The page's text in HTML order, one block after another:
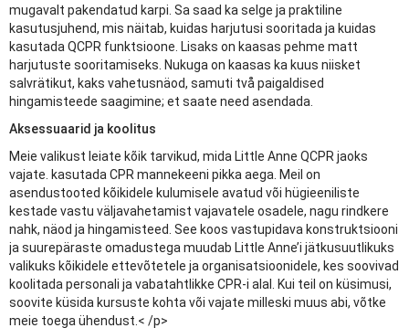
mugavalt pakendatud karpi. Sa saad ka selge ja praktiline
kasutusjuhend, mis näitab, kuidas harjutusi sooritada ja kuidas
kasutada QCPR funktsioone. Lisaks on kaasas pehme matt
harjutuste sooritamiseks. Nukuga on kaasas ka kuus niisket
salvrätikut, kaks vahetusnäod, samuti två paigaldised
hingamisteede saagimine; et saate need asendada.
Aksessuaarid ja koolitus
Meie valikust leiate kõik tarvikud, mida Little Anne QCPR jaoks
vajate. kasutada CPR mannekeeni pikka aega. Meil on
asendustooted kõikidele kulumisele avatud või hügieeniliste
kestade vastu väljavahetamist vajavatele osadele, nagu rindkere
nahk, näod ja hingamisteed. See koos vastupidava konstruktsiooni
ja suurepäraste omadustega muudab Little Anne’i jätkusuutlikuks
valikuks kõikidele ettevõtetele ja organisatsioonidele, kes soovivad
koolitada personali ja vabatahtlikke CPR-i alal. Kui teil on küsimusi,
soovite küsida kursuste kohta või vajate milleski muus abi, võtke
meie toega ühendust.< /p>